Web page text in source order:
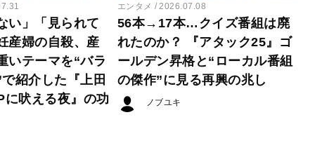
い」「見られて
産婦の自殺、産
テーマを“バラ
紹介した『上田
に吠える夜』の功
エンタメ 2026.07.08
56本→17本…クイズ番組は廃
れたのか？ 『アタック25』ゴ
ールデン昇格と“ローカル番組
の傑作”に見る再興の兆し
ノブユキ